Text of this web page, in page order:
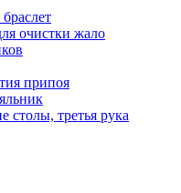
очистки жало
припоя
столы, третья рука